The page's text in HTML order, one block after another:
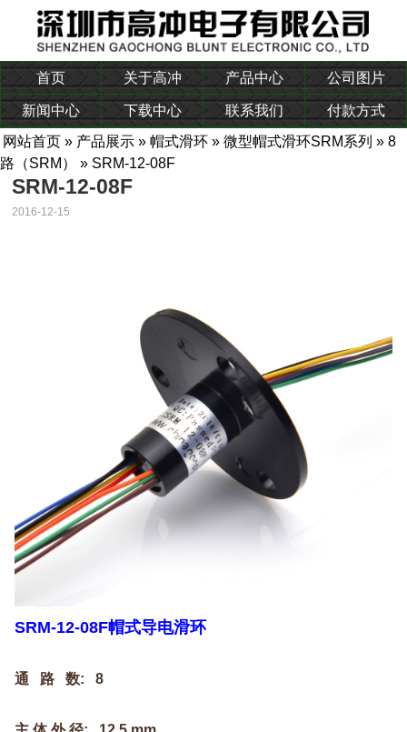
首页 关于高冲 产品中心 公司图片
新闻中心 下载中心 联系我们
付款方式
网站首页 » 产品展示 » 帽式滑环 » 微型帽式滑环SRM系列 » 8
路（SRM）
» SRM-12-08F
SRM-12-08F
2016-12-15
SRM-12-08F帽式导电滑环
通 路 数: 8